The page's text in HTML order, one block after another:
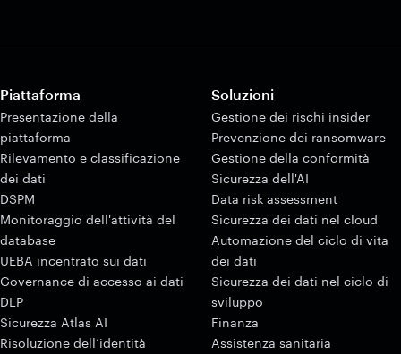
Piattaforma
Presentazione della
piattaforma
Rilevamento e classificazione
dei dati
DSPM
Monitoraggio dell'attività del
database
UEBA incentrato sui dati
Governance di accesso ai dati
DLP
Sicurezza Atlas AI
Risoluzione dell’identità
Soluzioni
Gestione dei rischi insider
Prevenzione dei ransomware
Gestione della conformità
Sicurezza dell'AI
Data risk assessment
Sicurezza dei dati nel cloud
Automazione del ciclo di vita
dei dati
Sicurezza dei dati nel ciclo di
sviluppo
Finanza
Assistenza sanitaria